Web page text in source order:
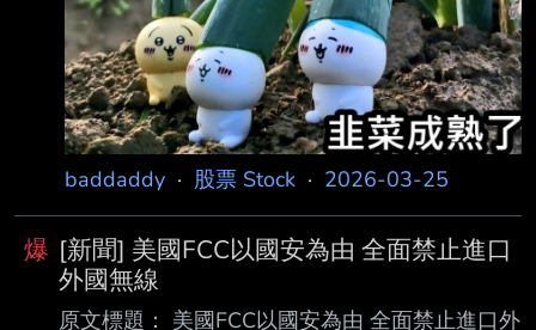
baddaddy · 股票 Stock · 2026-03-25
爆 [新聞] 美國FCC以國安為由 全面禁止進口
外國無線
原文標題： 美國FCC以國安為由 全面禁止進口外